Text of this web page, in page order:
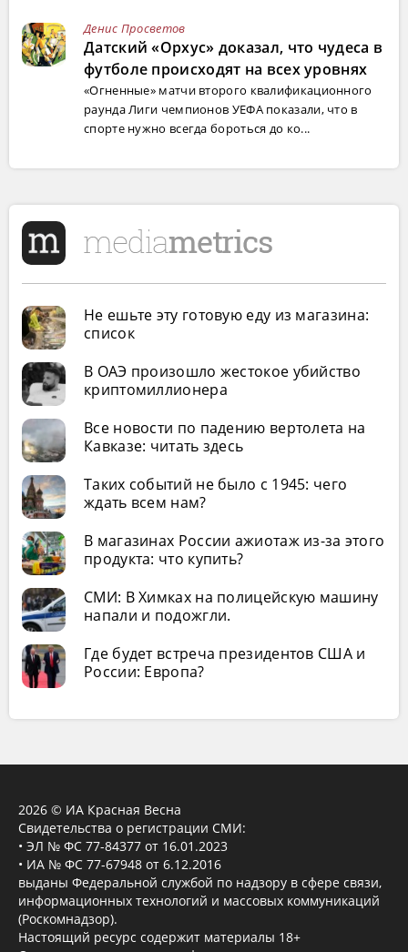
Денис Просветов
Датский «Орхус» доказал, что чудеса в
футболе происходят на всех уровнях
«Огненные» матчи второго квалификационного
раунда Лиги чемпионов УЕФА показали, что в
спорте нужно всегда бороться до ко...
Не ешьте эту готовую еду из магазина:
список
В ОАЭ произошло жестокое убийство
криптомиллионера
Все новости по падению вертолета на
Кавказе: читать здесь
Таких событий не было с 1945: чего
ждать всем нам?
В магазинах России ажиотаж из-за этого
продукта: что купить?
СМИ: В Химках на полицейскую машину
напали и подожгли.
Где будет встреча президентов США и
России: Европа?
2026 © ИА Красная Весна
Свидетельства о регистрации СМИ:
• ЭЛ № ФС 77-84377 от 16.01.2023
• ИА № ФС 77-67948 от 6.12.2016
выданы Федеральной службой по надзору в сфере связи,
информационных технологий и массовых коммуникаций
(Роскомнадзор).
Настоящий ресурс содержит материалы 18+